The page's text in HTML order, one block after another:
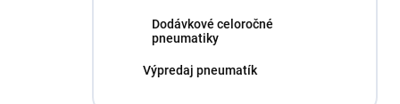
Dodávkové celoročné
pneumatiky
Výpredaj pneumatík